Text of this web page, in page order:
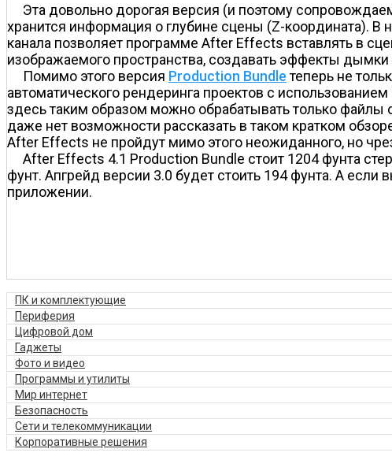
Эта довольно дорогая версия (и поэтому
хранится информация о глубине сцены (Z-координата).
канала позволяет программе After Effects вставлять в
изображаемого пространства, создавать эффекты
Помимо этого версия Production Bundleтеперь не
автоматического рендеринга проектов с
здесь таким образом можно обрабатывать только
даже нет возможности рассказать в таком кратком
After Effects не пройдут мимо этого неожиданного, но
After Effects 4.1 Production Bundle стоит 1204 фунта
фунт. Апгрейд версии 3.0 будет стоить 194 фунта. А
приложении.
ПК и комплектующие
Периферия
Цифровой дом
Гаджеты
Фото и видео
Программы и утилиты
Мир интернет
Безопасность
Сети и телекоммуникации
Корпоративные решения